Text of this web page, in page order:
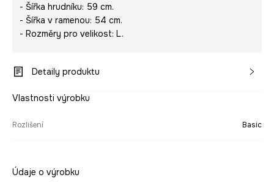
- Šířka hrudníku: 59 cm.
- Šířka v ramenou: 54 cm.
- Rozměry pro velikost: L.
Detaily produktu
Vlastnosti výrobku
Rozlišení Basic
Údaje o výrobku